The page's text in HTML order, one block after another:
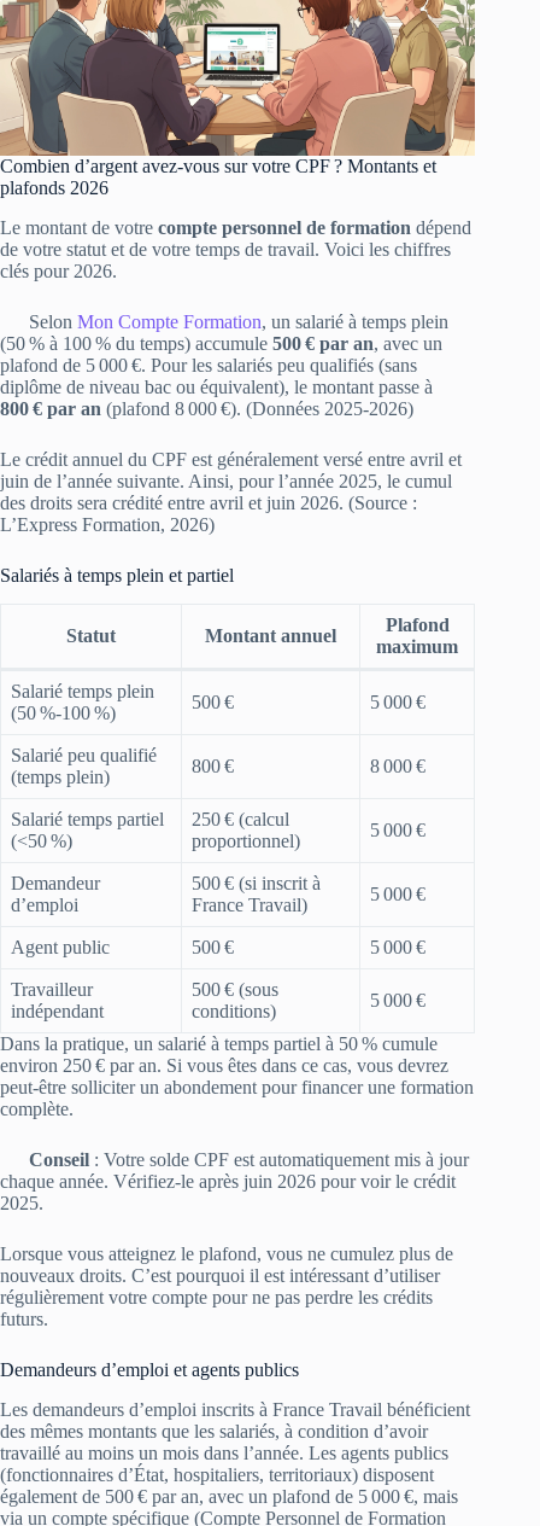
Combien d’argent avez-vous sur votre CPF ? Montants et
plafonds 2026
Le montant de votre compte personnel de formation dépend
de votre statut et de votre temps de travail. Voici les chiffres
clés pour 2026.
Selon Mon Compte Formation, un salarié à temps plein
(50 % à 100 % du temps) accumule 500 € par an, avec un
plafond de 5 000 €. Pour les salariés peu qualifiés (sans
diplôme de niveau bac ou équivalent), le montant passe à
800 € par an (plafond 8 000 €). (Données 2025‑2026)
Le crédit annuel du CPF est généralement versé entre avril et
juin de l’année suivante. Ainsi, pour l’année 2025, le cumul
des droits sera crédité entre avril et juin 2026. (Source :
L’Express Formation, 2026)
Salariés à temps plein et partiel
Statut Montant annuel
Plafond
maximum
Salarié temps plein
(50 %‑100 %)
500 € 5 000 €
Salarié peu qualifié
(temps plein)
800 € 8 000 €
Salarié temps partiel
(<50 %)
250 € (calcul
proportionnel)
5 000 €
Demandeur
d’emploi
500 € (si inscrit à
France Travail)
5 000 €
Agent public 500 € 5 000 €
Travailleur
indépendant
500 € (sous
conditions)
5 000 €
Dans la pratique, un salarié à temps partiel à 50 % cumule
environ 250 € par an. Si vous êtes dans ce cas, vous devrez
peut-être solliciter un abondement pour financer une formation
complète.
Conseil : Votre solde CPF est automatiquement mis à jour
chaque année. Vérifiez-le après juin 2026 pour voir le crédit
2025.
Lorsque vous atteignez le plafond, vous ne cumulez plus de
nouveaux droits. C’est pourquoi il est intéressant d’utiliser
régulièrement votre compte pour ne pas perdre les crédits
futurs.
Demandeurs d’emploi et agents publics
Les demandeurs d’emploi inscrits à France Travail bénéficient
des mêmes montants que les salariés, à condition d’avoir
travaillé au moins un mois dans l’année. Les agents publics
(fonctionnaires d’État, hospitaliers, territoriaux) disposent
également de 500 € par an, avec un plafond de 5 000 €, mais
via un compte spécifique (Compte Personnel de Formation